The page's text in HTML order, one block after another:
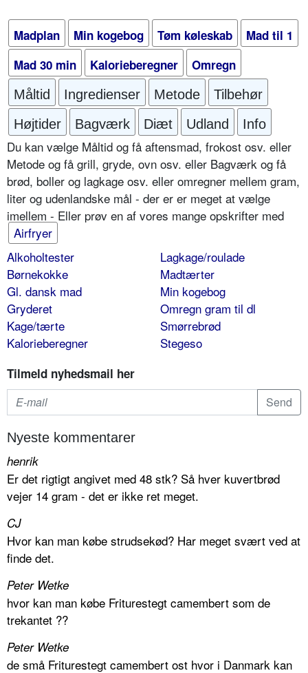
Madplan Min kogebog Tøm køleskab
Mad til 1
Mad 30 min
Kalorieberegner Omregn
Måltid Ingredienser Metode
Tilbehør
Højtider
Bagværk Diæt Udland Info
Du kan vælge Måltid og få aftensmad, frokost osv. eller
Metode og få grill, gryde, ovn osv. eller Bagværk og få
brød, boller og lagkage osv. eller omregner mellem gram,
liter og udenlandske mål - der er er meget at vælge
imellem - Eller prøv en af vores mange opskrifter med
Airfryer
Alkoholtester
Børnekokke
Gl. dansk mad
Gryderet
Kage/tærte
Kalorieberegner
Lagkage/roulade
Madtærter
Min kogebog
Omregn gram til dl
Smørrebrød
Stegeso
Tilmeld nyhedsmail her
Nyeste kommentarer
henrik
Er det rigtigt angivet med 48 stk? Så hver kuvertbrød
vejer 14 gram - det er ikke ret meget.
CJ
Hvor kan man købe strudsekød? Har meget svært ved at
finde det.
Peter Wetke
hvor kan man købe Friturestegt camembert som de
trekantet ??
Peter Wetke
de små Friturestegt camembert ost hvor i Danmark kan